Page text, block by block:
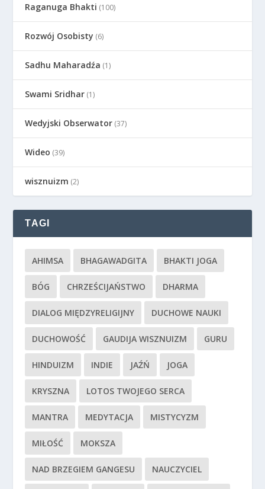
Raganuga Bhakti (100)
Rozwój Osobisty (6)
Sadhu Maharadźa (1)
Swami Sridhar (1)
Wedyjski Obserwator (37)
Wideo (39)
wisznuizm (2)
TAGI
AHIMSA BHAGAWADGITA BHAKTI JOGA
BÓG CHRZEŚCIJAŃSTWO DHARMA
DIALOG MIĘDZYRELIGIJNY DUCHOWE NAUKI
DUCHOWOŚĆ GAUDIJA WISZNUIZM GURU
HINDUIZM INDIE JAŹŃ JOGA
KRYSZNA LOTOS TWOJEGO SERCA
MANTRA MEDYTACJA MISTYCYZM
MIŁOŚĆ MOKSZA
NAD BRZEGIEM GANGESU NAUCZYCIEL